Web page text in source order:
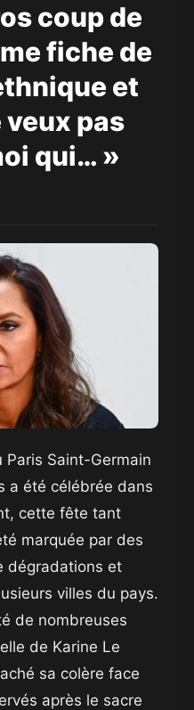
coup de
fiche de
et
veux pas
qui… »
Saint-Germain
a été célébrée dans
cette fête tant
marquée par des
dégradations et
villes du pays.
de nombreuses
de Karine Le
sa colère face
après le sacre